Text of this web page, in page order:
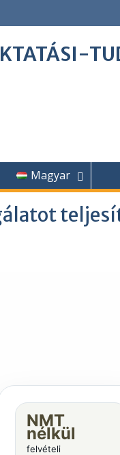
Magyar
NMT
nélkül
felvételi